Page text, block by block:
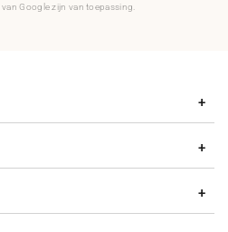
van Google zijn van toepassing.